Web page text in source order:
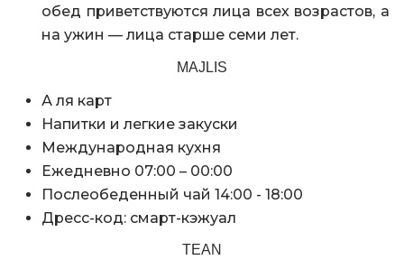
обед приветствуются лица всех возрастов, а
на ужин — лица старше семи лет.
MAJLIS
А ля карт
Напитки и легкие закуски
Международная кухня
Ежедневно 07:00 – 00:00
Послеобеденный чай 14:00 - 18:00
Дресс-код: смарт-кэжуал
TEAN